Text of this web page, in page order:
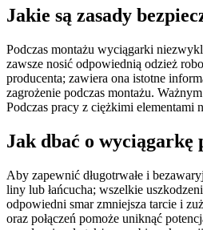
Jakie są zasady
Podczas montażu wyciągarki
zawsze nosić odpowiednią odzież
producenta; zawiera ona istotne
zagrożenie podczas montażu.
Podczas pracy z ciężkimi elementami
Jak dbać o wyciągarkę
Aby zapewnić długotrwałe i
liny lub łańcucha; wszelkie
odpowiedni smar zmniejsza tarcie i
oraz połączeń pomoże uniknąć